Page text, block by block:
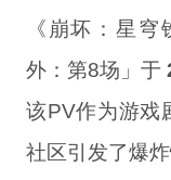
《崩坏：星
外：第8场」于
该PV作为游戏
社区引发了爆